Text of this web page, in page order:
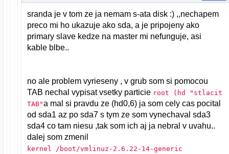
sranda je v tom ze ja nemam s-ata disk :) ,,nechapem
preco mi ho ukazuje ako sda, a je pripojeny ako
primary slave kedze na master mi nefunguje, asi
kable blbe..
no ale problem vyrieseny , v grub som si pomocou
TAB nechal vypisat vsetky particie root (hd "stlacit
TAB"a mal si pravdu ze (hd0,6) ja som cely cas pocital
od sda1 az po sda7 s tym ze som vynechaval sda3
sda4 co tam niesu ,tak som ich aj ja nebral v uvahu..
dalej som zmenil
kernel /boot/vmlinuz-2.6.22-14-generic